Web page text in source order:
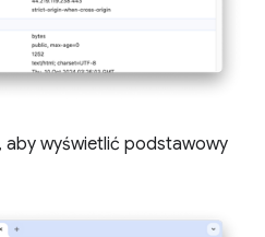
, aby wyświetlić podstawowy